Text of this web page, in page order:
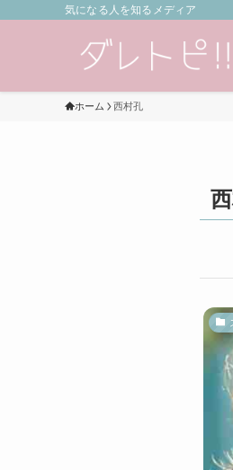
気になる人を知るメディア
ホーム 西村孔